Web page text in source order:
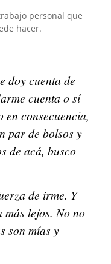
personal que
hacer.
doy cuenta de
cuenta o sí
en consecuencia,
par de bolsos y
de acá, busco
de irme. Y
más lejos. No no
son mías y